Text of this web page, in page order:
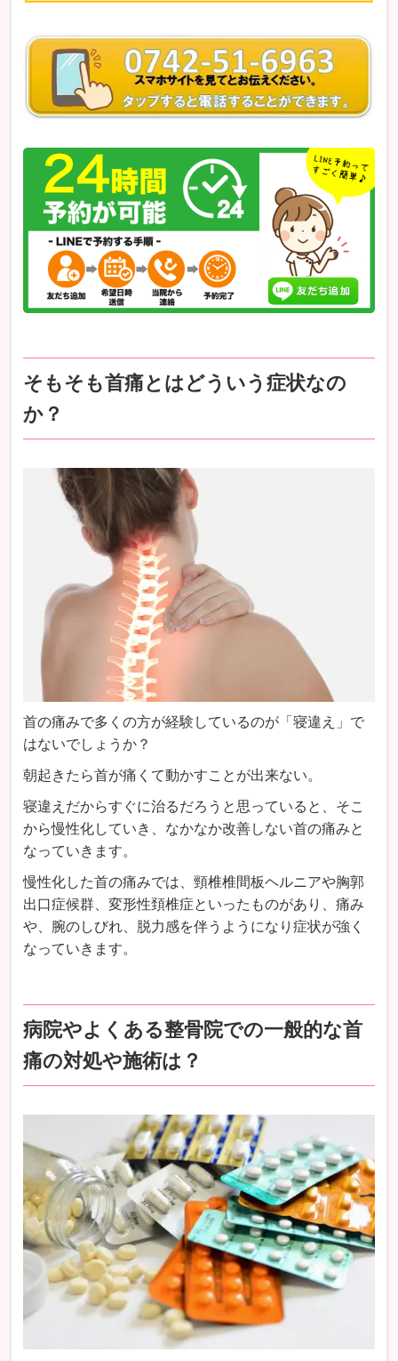
そもそも首痛とはどういう症状なの
か？
首の痛みで多くの方が経験しているのが「寝違え」で
はないでしょうか？
朝起きたら首が痛くて動かすことが出来ない。
寝違えだからすぐに治るだろうと思っていると、そこ
から慢性化していき、なかなか改善しない首の痛みと
なっていきます。
慢性化した首の痛みでは、頸椎椎間板ヘルニアや胸郭
出口症候群、変形性頚椎症といったものがあり、痛み
や、腕のしびれ、脱力感を伴うようになり症状が強く
なっていきます。
病院やよくある整骨院での一般的な首
痛の対処や施術は？